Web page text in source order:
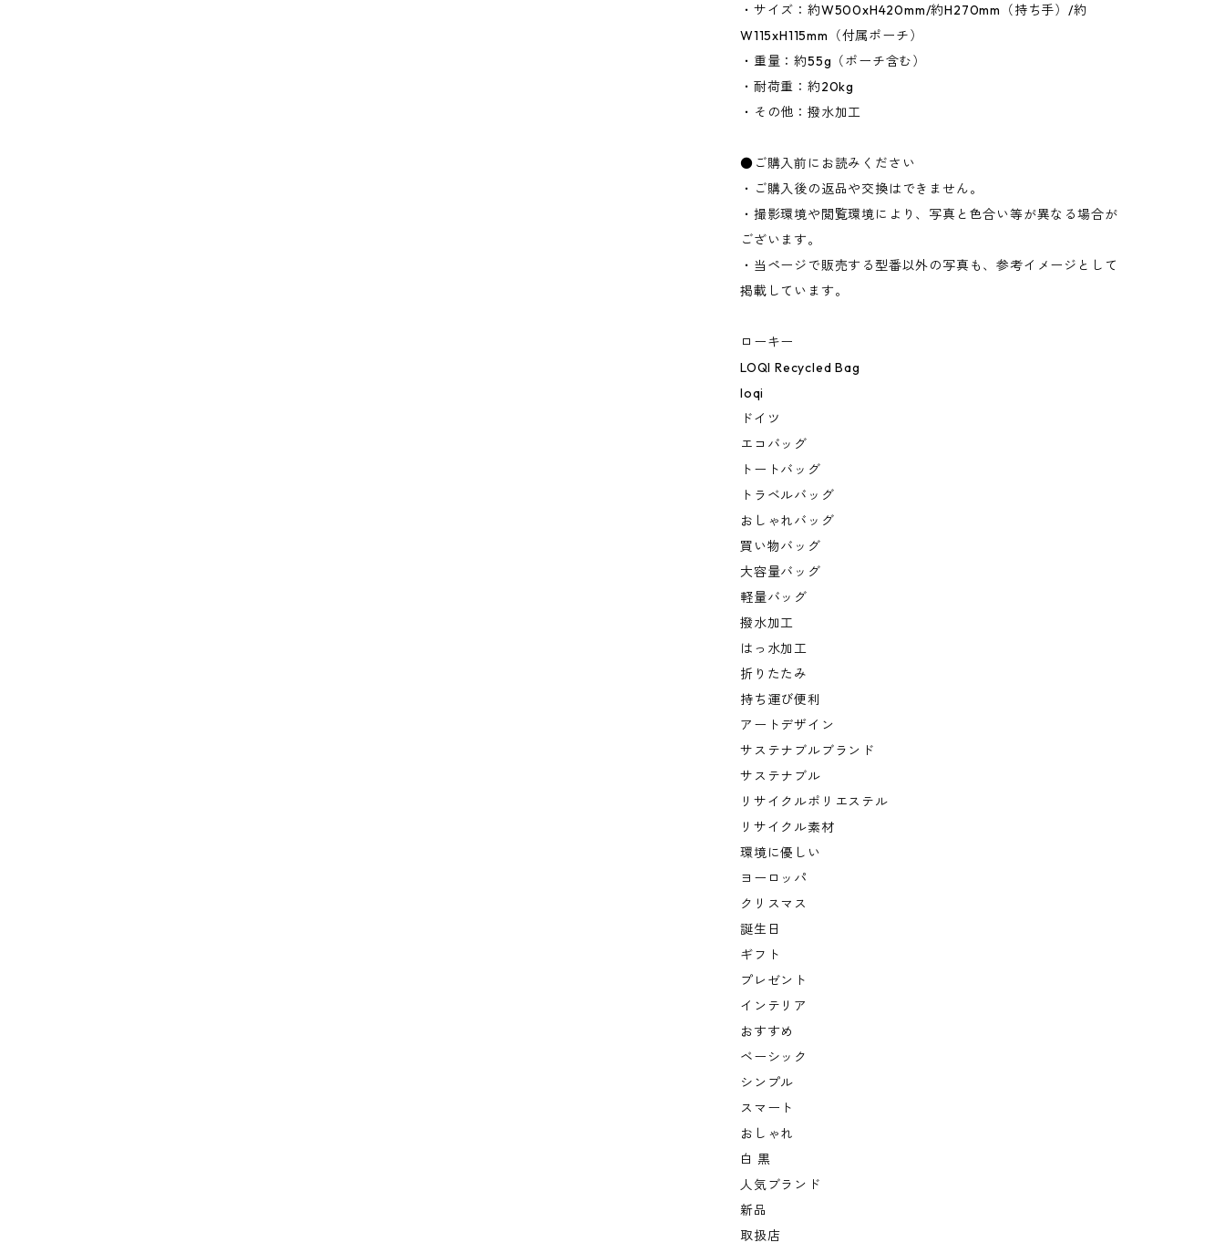
・サイズ：約W500xH420mm/約H270mm（持ち手）/約
W115xH115mm（付属ポーチ）
・重量：約55g（ポーチ含む）
・耐荷重：約20kg
・その他：撥水加工
●ご購入前にお読みください
・ご購入後の返品や交換はできません。
・撮影環境や閲覧環境により、写真と色合い等が異なる場合が
ございます。
・当ページで販売する型番以外の写真も、参考イメージとして
掲載しています。
ローキー
LOQI Recycled Bag
loqi
ドイツ
エコバッグ
トートバッグ
トラベルバッグ
おしゃれバッグ
買い物バッグ
大容量バッグ
軽量バッグ
撥水加工
はっ水加工
折りたたみ
持ち運び便利
アートデザイン
サステナブルブランド
サステナブル
リサイクルポリエステル
リサイクル素材
環境に優しい
ヨーロッパ
クリスマス
誕生日
ギフト
プレゼント
インテリア
おすすめ
ベーシック
シンプル
スマート
おしゃれ
白 黒
人気ブランド
新品
取扱店